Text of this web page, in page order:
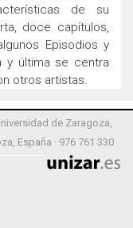
de su
doce capítulos,
Episodios y
y última se centra
otros artistas.
de Zaragoza,
España · 976 761 330